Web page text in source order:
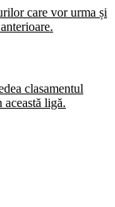
care vor urma și
clasamentul
ligă.